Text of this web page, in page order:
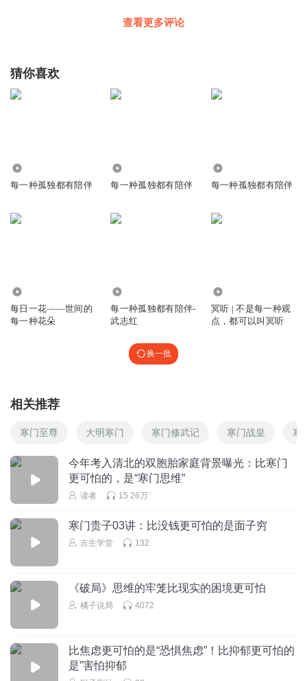
传身教是孩子触底反弹的勇气。 ​
国产小xian女
为什么同一家庭里面的小孩，同样的环境，同样的父母，有
都有通往成功的不同方向，所谓读书改变命运只不过是为了
适应这个社会所归纳总结出的规律而已
箬水三千只取其一
的最好的就是知识。读书，可以贯穿一生。
回复 4
1592905rxvz 回复 @ 箬水三千只取其一
爱的劳工_77
大衣哥是对的，你不服？
回复
秋叶1230
听友187559646
查看更多评论
猜你喜欢
每一种孤独都有陪伴 每一种孤独都有陪伴 每一种孤独都有陪伴
每日一花——世间的
每一种花朵
每一种孤独都有陪伴-
武志红
冥听 | 不是每一种观
点，都可以叫冥听
换一批
相关推荐
寒门至尊 大明寒门 寒门修武记 寒门战皇 寒
今年考入清北的双胞胎家庭背景曝光：比寒门
更可怕的，是“寒门思维”
读者 15.26万
寒门贵子03讲：比没钱更可怕的是面子穷
吉生学堂 132
《破局》思维的牢笼比现实的困境更可怕
橘子说局 4072
比焦虑更可怕的是“恐惧焦虑”！比抑郁更可怕的
是”害怕抑郁